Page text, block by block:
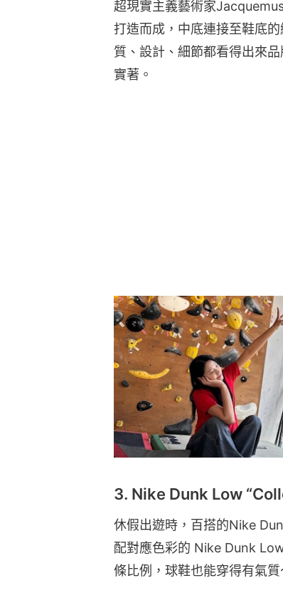
超現實主義藝術家
打造而成，中底連接至鞋底
質、設計、細節都看得出來
實著。
3. Nike Dunk Low
休假出遊時，百搭的Nike
配對應色彩的 Nike Dunk
條比例，球鞋也能穿得有氣質